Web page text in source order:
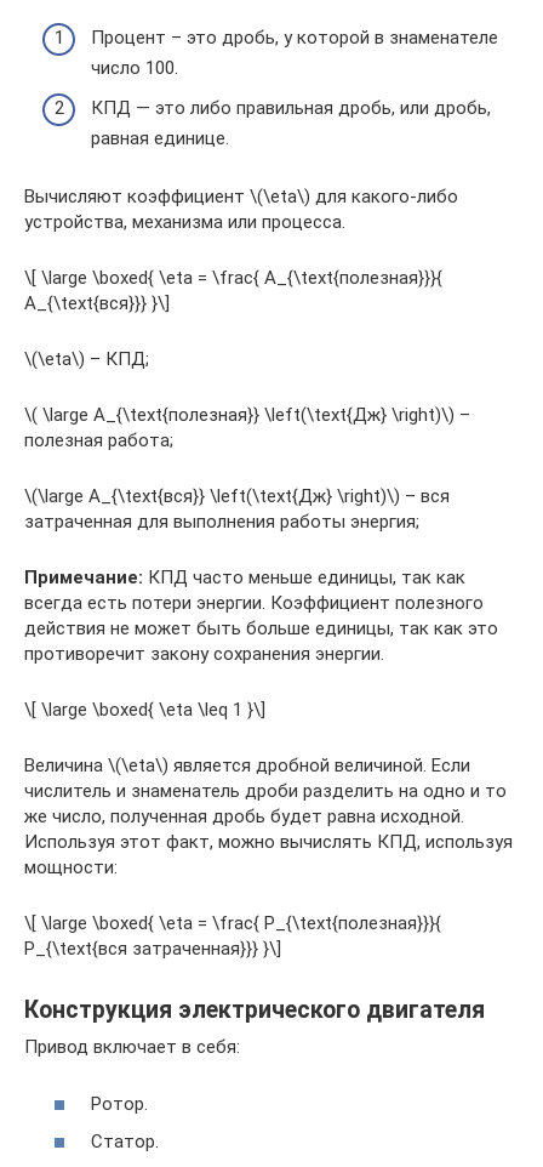
Процент – это дробь, у которой в знаменателе
число 100.
КПД — это либо правильная дробь, или дробь,
равная единице.
Вычисляют коэффициент \(\eta\) для какого-либо
устройства, механизма или процесса.
\[ \large \boxed{ \eta = \frac{ A_{\text{полезная}}}{
A_{\text{вся}}} }\]
\(\eta\) – КПД;
\( \large A_{\text{полезная}} \left(\text{Дж} \right)\) –
полезная работа;
\(\large A_{\text{вся}} \left(\text{Дж} \right)\) – вся
затраченная для выполнения работы энергия;
Примечание: КПД часто меньше единицы, так как
всегда есть потери энергии. Коэффициент полезного
действия не может быть больше единицы, так как это
противоречит закону сохранения энергии.
\[ \large \boxed{ \eta \leq 1 }\]
Величина \(\eta\) является дробной величиной. Если
числитель и знаменатель дроби разделить на одно и то
же число, полученная дробь будет равна исходной.
Используя этот факт, можно вычислять КПД, используя
мощности:
\[ \large \boxed{ \eta = \frac{ P_{\text{полезная}}}{
P_{\text{вся затраченная}}} }\]
Конструкция электрического двигателя
Привод включает в себя:
Ротор.
Статор.